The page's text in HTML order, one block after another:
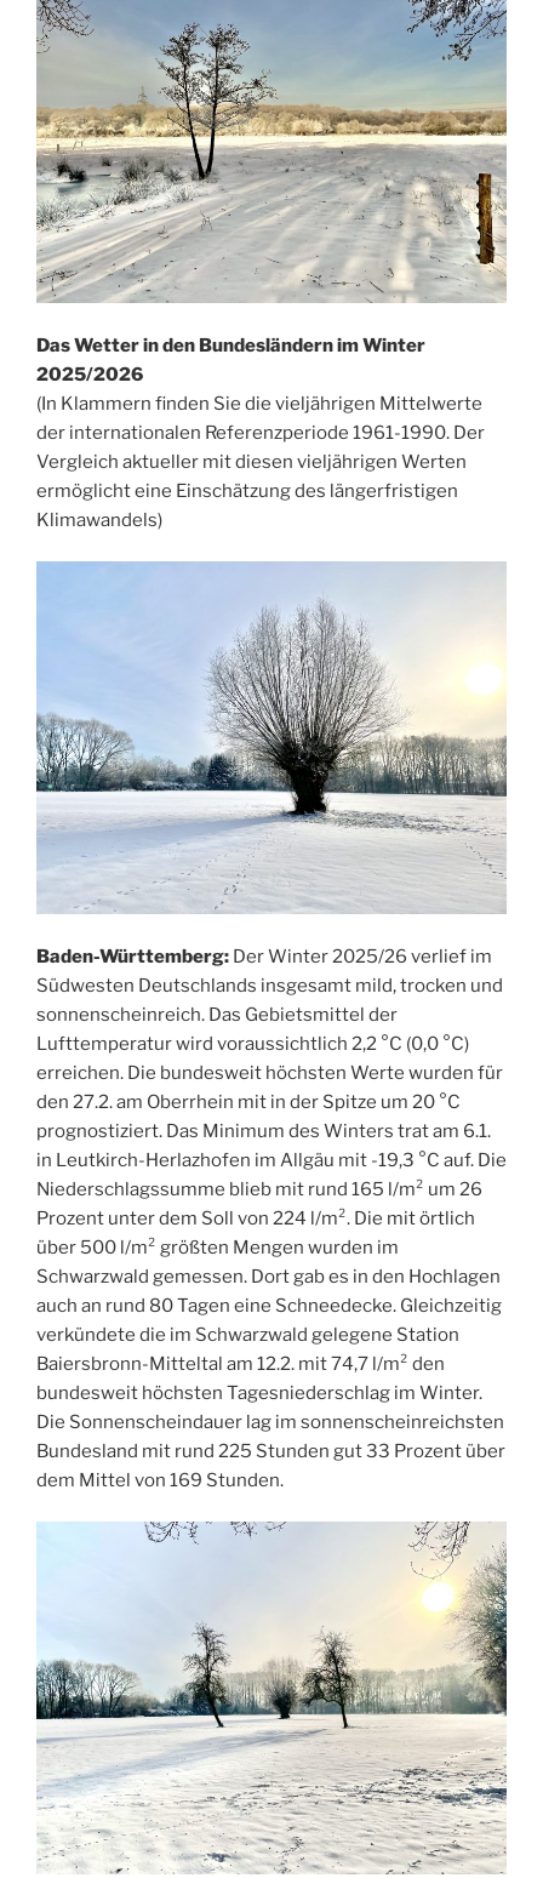
Das Wetter in den Bundesländern im Winter
2025/2026
(In Klammern finden Sie die vieljährigen Mittelwerte
der internationalen Referenzperiode 1961-1990. Der
Vergleich aktueller mit diesen vieljährigen Werten
ermöglicht eine Einschätzung des längerfristigen
Klimawandels)
Baden-Württemberg: Der Winter 2025/26 verlief im
Südwesten Deutschlands insgesamt mild, trocken und
sonnenscheinreich. Das Gebietsmittel der
Lufttemperatur wird voraussichtlich 2,2 °C (0,0 °C)
erreichen. Die bundesweit höchsten Werte wurden für
den 27.2. am Oberrhein mit in der Spitze um 20 °C
prognostiziert. Das Minimum des Winters trat am 6.1.
in Leutkirch-Herlazhofen im Allgäu mit -19,3 °C auf. Die
Niederschlagssumme blieb mit rund 165 l/m² um 26
Prozent unter dem Soll von 224 l/m². Die mit örtlich
über 500 l/m² größten Mengen wurden im
Schwarzwald gemessen. Dort gab es in den Hochlagen
auch an rund 80 Tagen eine Schneedecke. Gleichzeitig
verkündete die im Schwarzwald gelegene Station
Baiersbronn-Mitteltal am 12.2. mit 74,7 l/m² den
bundesweit höchsten Tagesniederschlag im Winter.
Die Sonnenscheindauer lag im sonnenscheinreichsten
Bundesland mit rund 225 Stunden gut 33 Prozent über
dem Mittel von 169 Stunden.